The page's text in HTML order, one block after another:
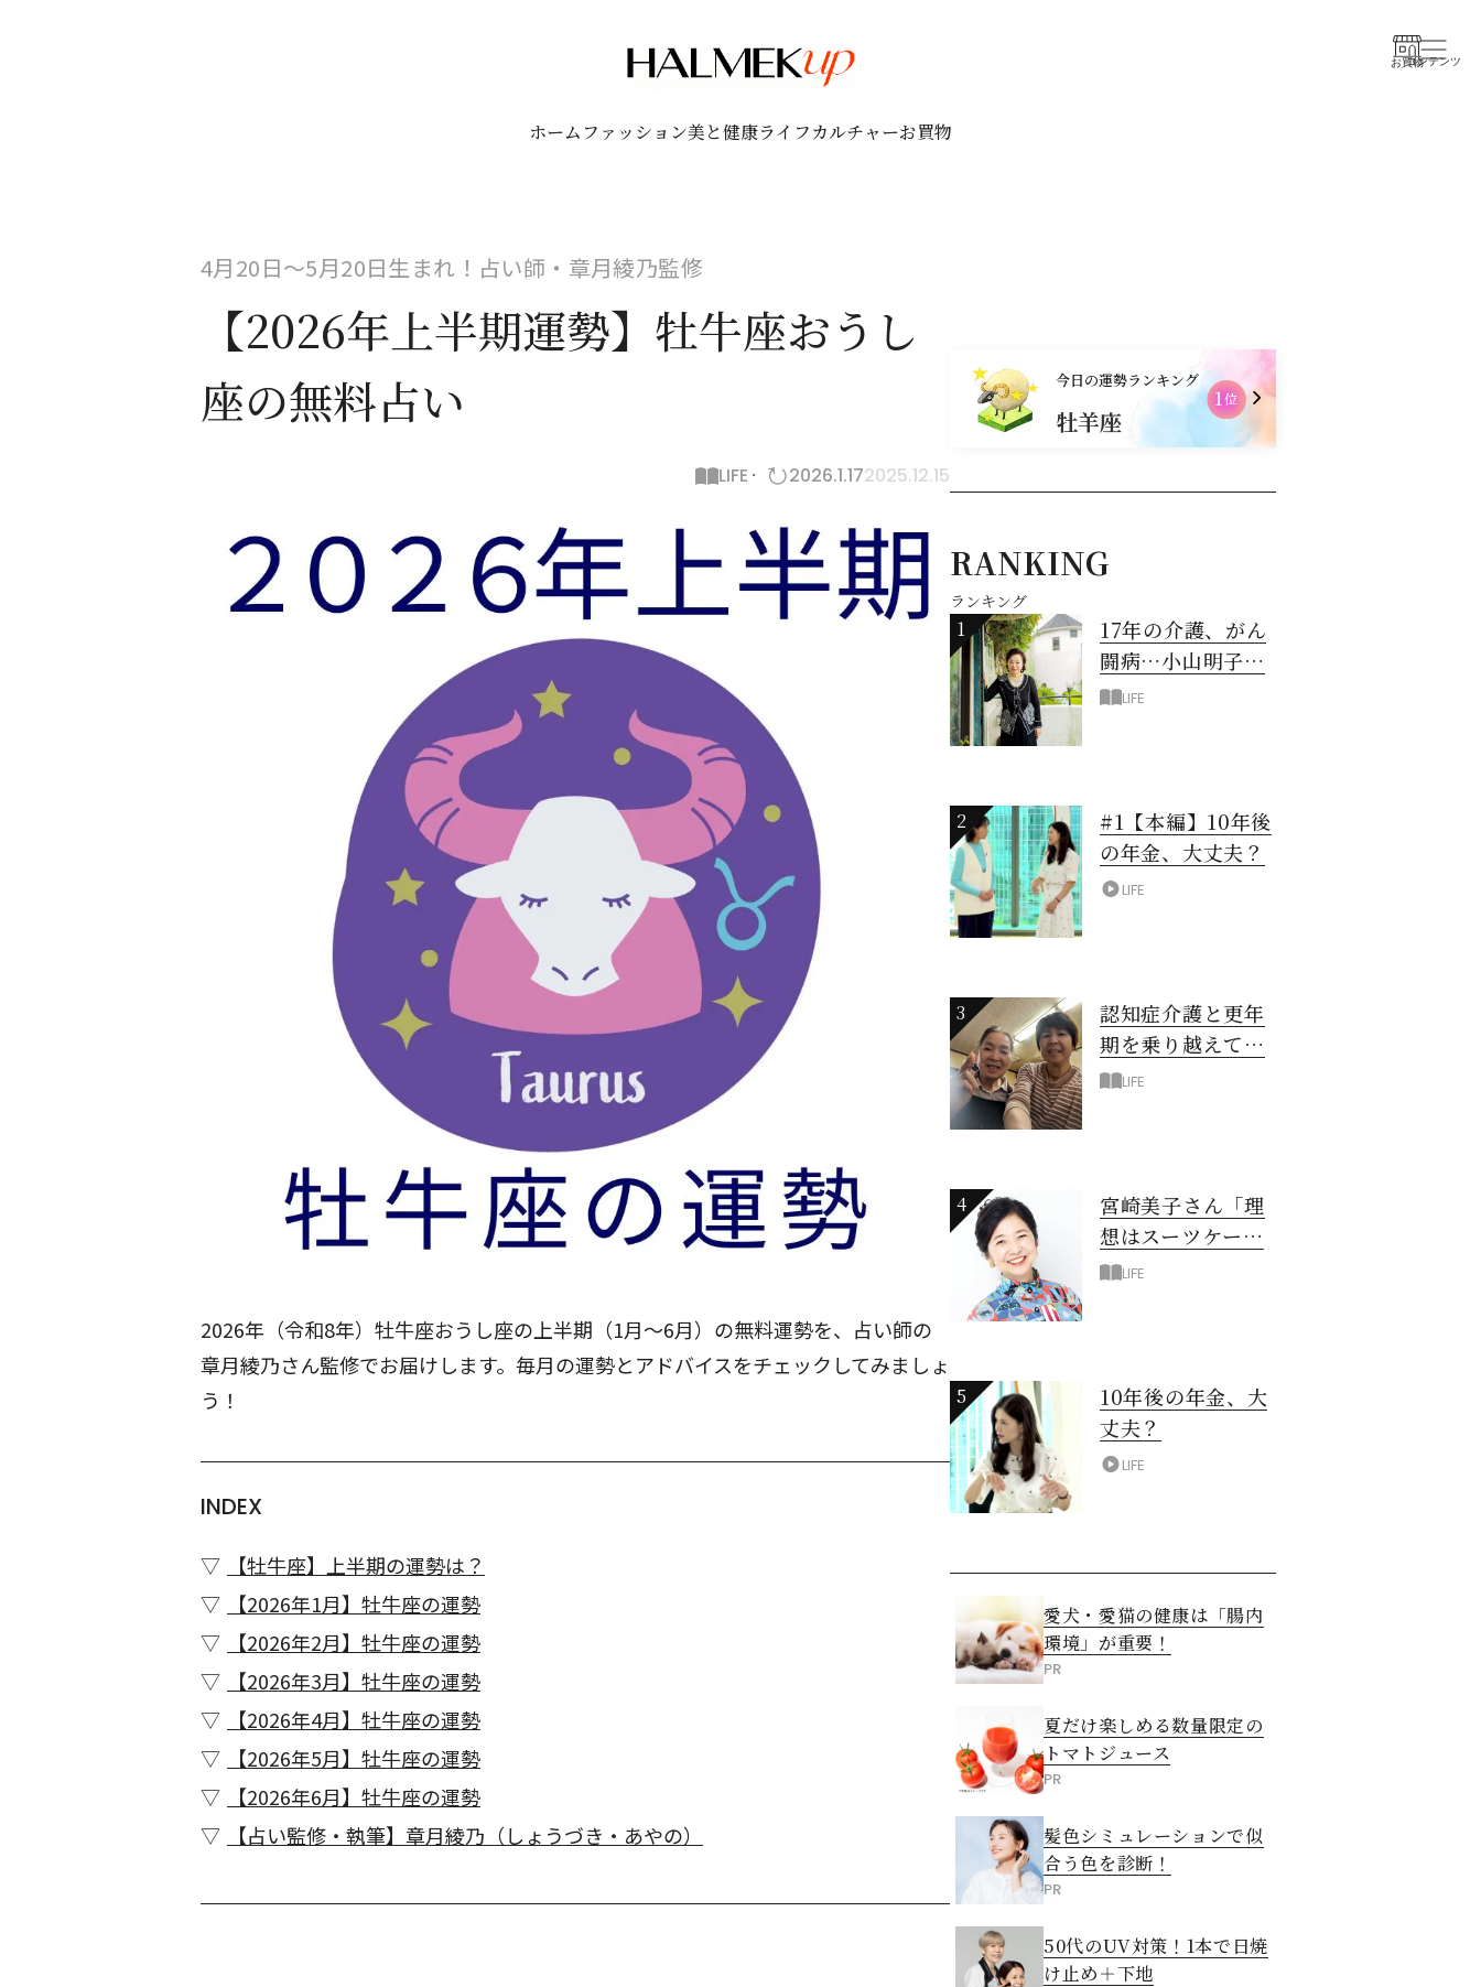
お買物コンテンツ
ホーム ファッション美と健康ライフカルチャーお買物
4月20日〜5月20日生まれ！占い師・章月綾乃監修
【2026年上半期運勢】牡牛座おうし
座の無料占い
LIFE 2026.1.172025.12.15
2026年（令和8年）牡牛座おうし座の上半期（1月～6月）の無料運勢を、占い師の
章月綾乃さん監修でお届けします。毎月の運勢とアドバイスをチェックしてみましょ
う！
INDEX
【牡牛座】上半期の運勢は？
【2026年1月】牡牛座の運勢
【2026年2月】牡牛座の運勢
【2026年3月】牡牛座の運勢
【2026年4月】牡牛座の運勢
【2026年5月】牡牛座の運勢
【2026年6月】牡牛座の運勢
【占い監修・執筆】章月綾乃（しょうづき・あやの）
今日の運勢ランキング
牡羊座
乙女座
1
2位
RANKING
ランキング
1
17年の介護、がん
闘病…小山明子さ
ん「今満たされて
LIFE
2
#1【本編】10年後
の年金、大丈夫？
LIFE
3
認知症介護と更年
期を乗り越えて！
6年の「通い介
LIFE
4
宮崎美子さん「理
想はスーツケース
一つでどこへでも
LIFE
5
10年後の年金、大
丈夫？
LIFE
愛犬・愛猫の健康は「腸内
環境」が重要！
PR
夏だけ楽しめる数量限定の
トマトジュース
PR
髪色シミュレーションで似
合う色を診断！
PR
50代のUV対策！1本で日焼
け止め＋下地